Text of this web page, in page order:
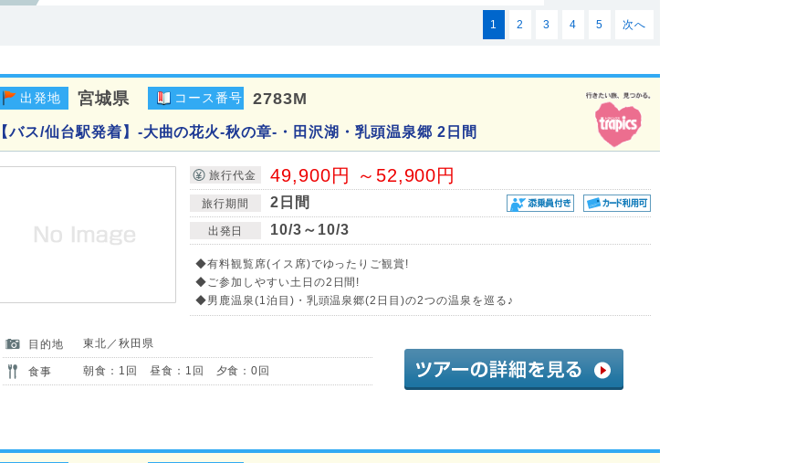
1 2 3 4 5 次へ
出発地 宮城県 コース番号 2783M
【バス/仙台駅発着】-大曲の花火-秋の章-・田沢湖・乳頭温泉郷 2日間
旅行代金 49,900円 ～52,900円
旅行期間 2日間
出発日 10/3～10/3
◆有料観覧席(イス席)でゆったりご観賞!
◆ご参加しやすい土日の2日間!
◆男鹿温泉(1泊目)・乳頭温泉郷(2日目)の2つの温泉を巡る♪
目的地 東北／秋田県
食事 朝食：1回 昼食：1回 夕食：0回